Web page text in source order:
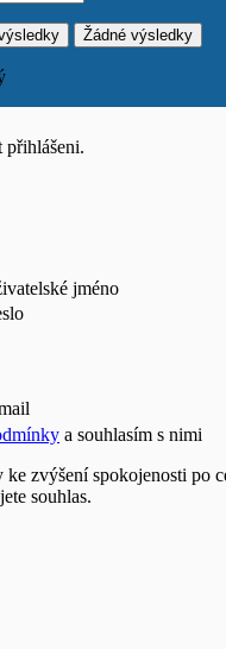
Žádné výsledky
přihlášeni.
jméno
a souhlasím s nimi
zvýšení spokojenosti po
souhlas.